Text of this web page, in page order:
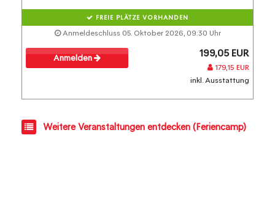
FREIE PLÄTZE VORHANDEN
Anmeldeschluss 05. Oktober 2026, 09:30 Uhr
Anmelden 199,05 EUR
179,15 EUR
inkl. Ausstattung
Weitere Veranstaltungen entdecken (Feriencamp)